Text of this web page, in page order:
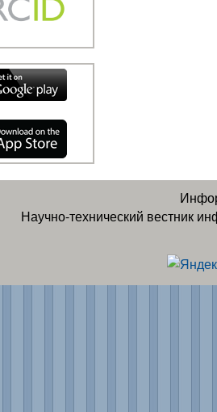
Научно-технический вестник